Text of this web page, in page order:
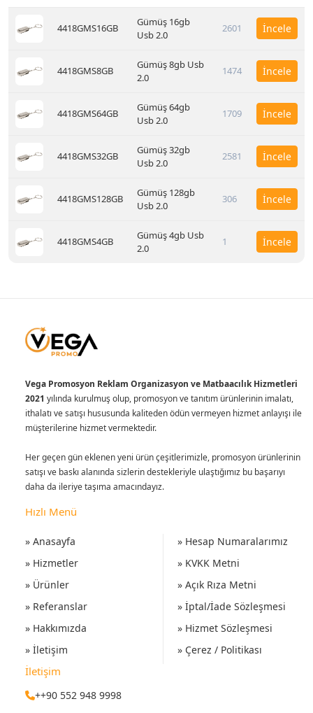
4418GMS16GB
Gümüş 16gb
Usb 2.0
2601 İncele
4418GMS8GB
Gümüş 8gb Usb
2.0
1474 İncele
4418GMS64GB
Gümüş 64gb
Usb 2.0
1709 İncele
4418GMS32GB
Gümüş 32gb
Usb 2.0
2581 İncele
4418GMS128GB
Gümüş 128gb
Usb 2.0
306 İncele
4418GMS4GB
Gümüş 4gb Usb
2.0
1 İncele
Vega Promosyon Reklam Organizasyon ve Matbaacılık Hizmetleri
2021 yılında kurulmuş olup, promosyon ve tanıtım ürünlerinin imalatı,
ithalatı ve satışı hususunda kaliteden ödün vermeyen hizmet anlayışı ile
müşterilerine hizmet vermektedir.
Her geçen gün eklenen yeni ürün çeşitlerimizle, promosyon ürünlerinin
satışı ve baskı alanında sizlerin destekleriyle ulaştığımız bu başarıyı
daha da ileriye taşıma amacındayız.
Hızlı Menü
» Anasayfa
» Hizmetler
» Ürünler
» Referanslar
» Hakkımızda
» İletişim
» Hesap Numaralarımız
» KVKK Metni
» Açık Rıza Metni
» İptal/İade Sözleşmesi
» Hizmet Sözleşmesi
» Çerez / Politikası
İletişim
++90 552 948 9998